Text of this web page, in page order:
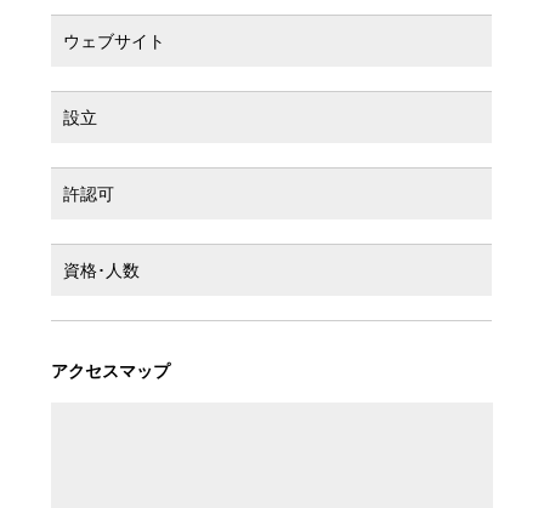
ウェブサイト
設立
許認可
資格･人数
アクセスマップ